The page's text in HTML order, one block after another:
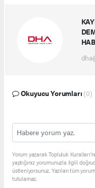
Okuyucu Yorumları (0)
Yorum yazarak Topluluk
yaptığınız yorumunuzla ilgili
üstleniyorsunuz. Yazılan tüm
tutulamaz.